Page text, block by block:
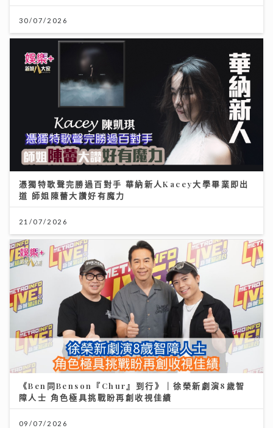
30/07/2026
憑獨特歌聲完勝過百對手 華納新人Kacey大學畢業即出
道 師姐陳蕾大讚好有魔力
21/07/2026
《Ben同Benson『Chur』到行》｜徐榮新劇演8歲智
障人士 角色極具挑戰盼再創收視佳績
09/07/2026